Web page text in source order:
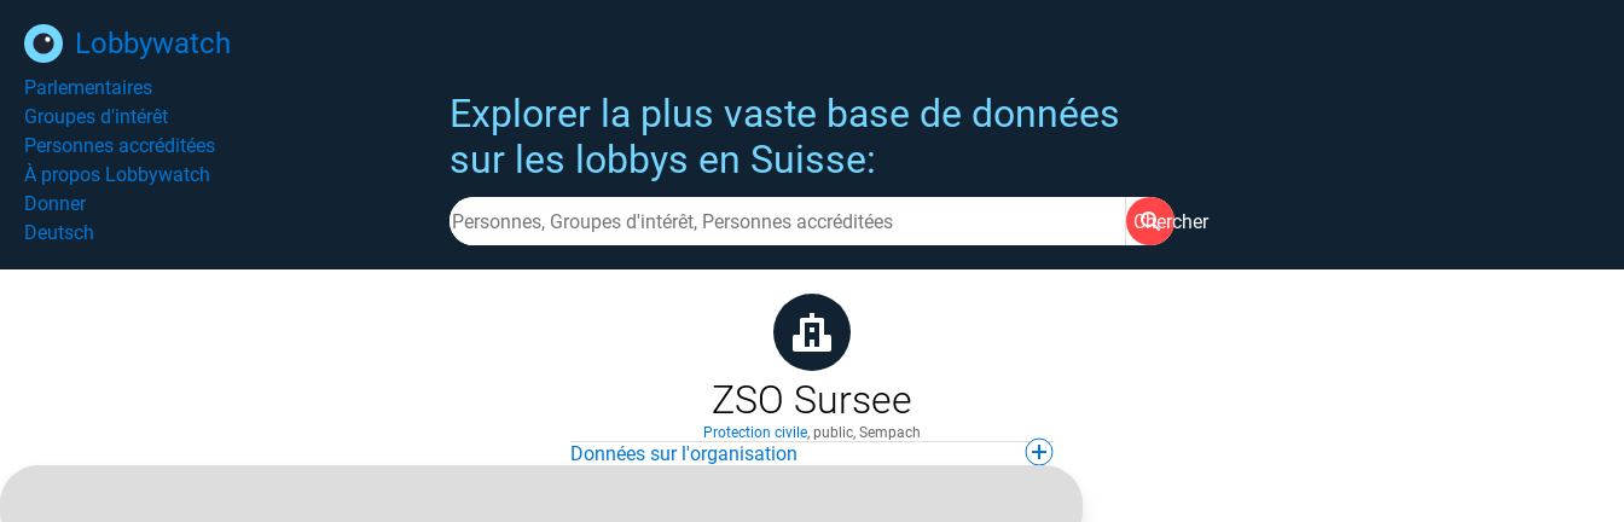
Lobbywatch
Parlementaires
Groupes d'intérêt
Personnes accréditées
À propos Lobbywatch
Donner
Deutsch
Explorer la plus vaste base de données
sur les lobbys en Suisse:
Chercher
ZSO Sursee
Protection civile, public, Sempach
Données sur l'organisation